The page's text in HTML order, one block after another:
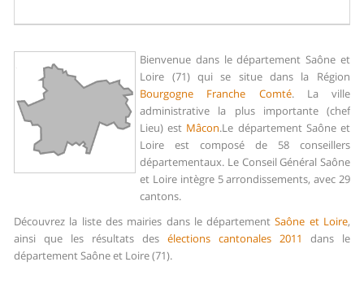
Bienvenue dans le département Saône et
Loire (71) qui se situe dans la Région
Bourgogne Franche Comté. La ville
administrative la plus importante (chef
Lieu) est Mâcon.Le département Saône et
Loire est composé de 58 conseillers
départementaux. Le Conseil Général Saône
et Loire intègre 5 arrondissements, avec 29
cantons.
Découvrez la liste des mairies dans le départementSaône et Loire,
ainsi que les résultats des élections cantonales 2011 dans le
département Saône et Loire (71).